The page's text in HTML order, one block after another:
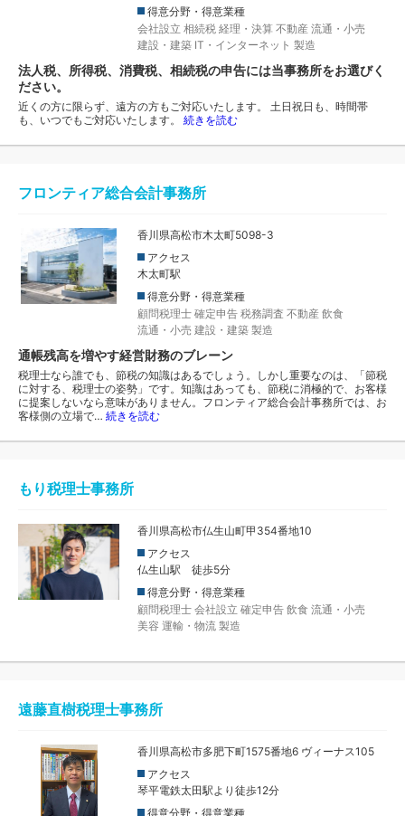
得意分野・得意業種
会社設立 相続税 経理・決算 不動産 流通・小売
建設・建築 IT・インターネット 製造
法人税、所得税、消費税、相続税の申告には当事務所をお選びく
ださい。
近くの方に限らず、遠方の方もご対応いたします。 土日祝日も、時間帯
も、いつでもご対応いたします。 続きを読む
フロンティア総合会計事務所
香川県高松市木太町5098-3
アクセス
木太町駅
得意分野・得意業種
顧問税理士 確定申告 税務調査 不動産 飲食
流通・小売 建設・建築 製造
通帳残高を増やす経営財務のブレーン
税理士なら誰でも、節税の知識はあるでしょう。しかし重要なのは、「節税
に対する、税理士の姿勢」です。知識はあっても、節税に消極的で、お客様
に提案しないなら意味がありません。フロンティア総合会計事務所では、お
客様側の立場で… 続きを読む
もり税理士事務所
香川県高松市仏生山町甲354番地10
アクセス
仏生山駅 徒歩5分
得意分野・得意業種
顧問税理士 会社設立 確定申告 飲食 流通・小売
美容 運輸・物流 製造
遠藤直樹税理士事務所
香川県高松市多肥下町1575番地6 ヴィーナス105
アクセス
琴平電鉄太田駅より徒歩12分
得意分野・得意業種